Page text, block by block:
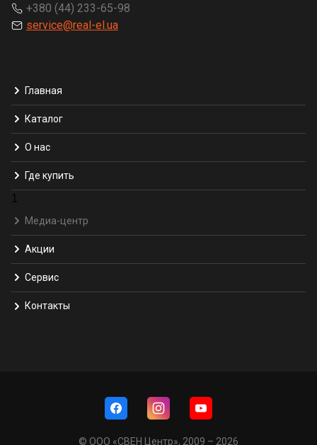
+380 (44) 233-65-98
service@real-el.ua
Главная
Каталог
О нас
Где купить
1
Медиа-центр
Акции
Сервис
Контакты
© ООО «СВЕН Центр», 2009 – 2026